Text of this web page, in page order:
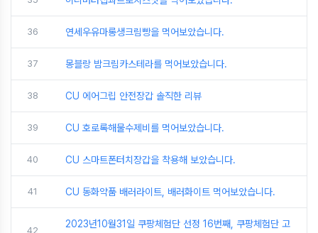
36 연세우유마롱생크림빵을 먹어보았습니다.
37 몽블랑 밤크림카스테라를 먹어보았습니다.
38 CU 에어그립 안전장갑 솔직한 리뷰
39 CU 호로록해물수제비를 먹어보았습니다.
40 CU 스마트폰터치장갑을 착용해 보았습니다.
41 CU 동화약품 배러라이트, 배러화이트 먹어보았습니다.
42
2023년10월31일 쿠팡체험단 선정 16번째, 쿠팡체험단 고